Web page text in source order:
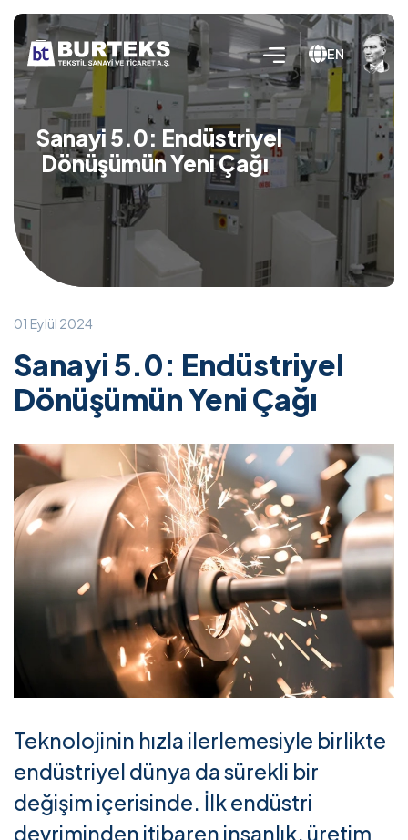
EN
Sanayi 5.0: Endüstriyel
Dönüşümün Yeni Çağı
01 Eylül 2024
Sanayi 5.0: Endüstriyel
Dönüşümün Yeni Çağı
Teknolojinin hızla ilerlemesiyle birlikte
endüstriyel dünya da sürekli bir
değişim içerisinde. İlk endüstri
devriminden itibaren insanlık, üretim